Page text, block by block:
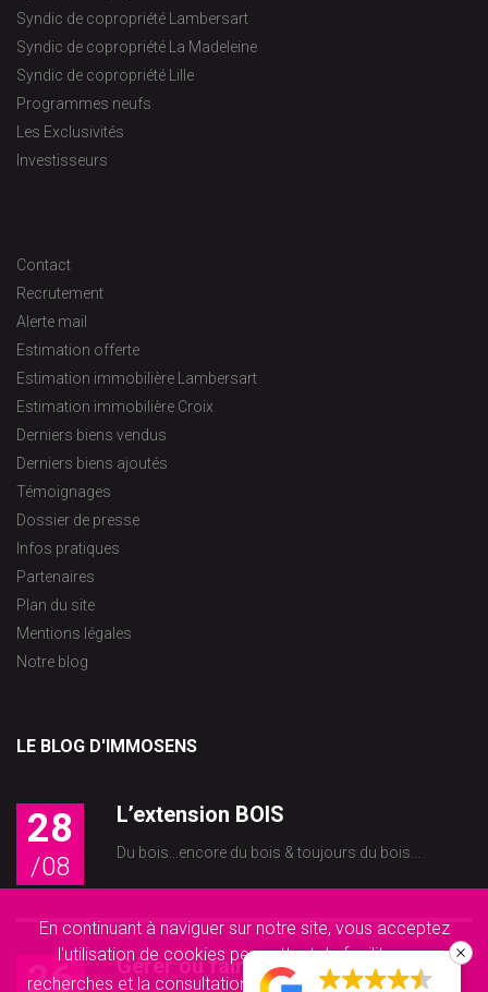
En continuant à naviguer sur notre site, vous acceptez
l'utilisation de cookies permettant de faciliter vos
recherches et la consultation de nos offres.
Accepter
Syndic de copropriété Lambersart
Syndic de copropriété La Madeleine
Syndic de copropriété Lille
Programmes neufs
Les Exclusivités
Investisseurs
Contact
Recrutement
Alerte mail
Estimation offerte
Estimation immobilière Lambersart
Estimation immobilière Croix
Derniers biens vendus
Derniers biens ajoutés
Témoignages
Dossier de presse
Infos pratiques
Partenaires
Plan du site
Mentions légales
Notre blog
LE BLOG D'IMMOSENS
28
/08
L’extension BOIS
Du bois...encore du bois & toujours du bois...
26 Gérer ou faire gérer son[...]